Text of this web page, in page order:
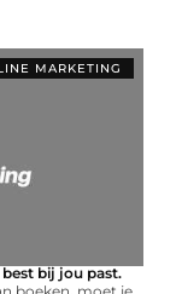
MARKETING
bij jou past.